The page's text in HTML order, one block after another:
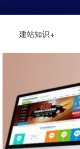
建站知识